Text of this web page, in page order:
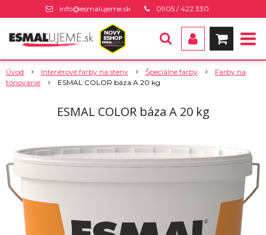
info@esmalujeme.sk 0905 / 422 330
Úvod Interiérové farby na steny Špeciálne farby
Farby na
tónovanie
ESMAL COLOR báza A 20 kg
ESMAL COLOR báza A 20 kg